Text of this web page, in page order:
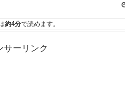
約4分で読めます。
サーリンク